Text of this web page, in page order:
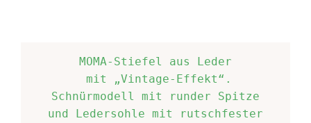
MOMA-Stiefel aus Leder
mit „Vintage-Effekt“.
Schnürmodell mit runder Spitze
und Ledersohle mit rutschfester